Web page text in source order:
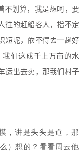
不划算，我是想呵，要
往的赶船客人，指不定
短呢，依不得去一趟好
们这成千上万亩的水
运出去卖，那我们村子
，讲是头头是道，那
）想的？看看周云他